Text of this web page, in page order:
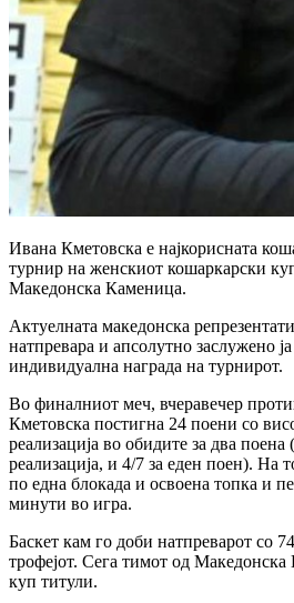
Ивана Кметовска е најкорисната
турнир на женскиот кошаркарски
Македонска Каменица.
Актуелната македонска
натпревара и апсолутно заслужено
индивидуална награда на турнирот.
Во финалниот меч, вчеравечер
Кметовска постигна 24 поени со
реализација во обидите за два
реализација, и 4/7 за еден поен). На
по една блокада и освоена топка и
минути во игра.
Баскет кам го доби натпреварот со
трофејот. Сега тимот од
куп титули.